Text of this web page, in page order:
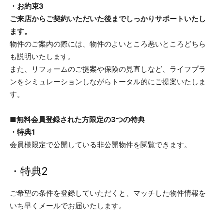
・お約束3
ご来店からご契約いただいた後までしっかりサポートいたし
ます。
物件のご案内の際には、物件のよいところ悪いところどちら
も説明いたします。
また、リフォームのご提案や保険の見直しなど、ライフプラ
ンをシミュレーションしながらトータル的にご提案いたしま
す。
■無料会員登録された方限定の3つの特典
・特典1
会員様限定で公開している非公開物件を閲覧できます。
・特典2
ご希望の条件を登録していただくと、マッチした物件情報を
いち早くメールでお届いたします。